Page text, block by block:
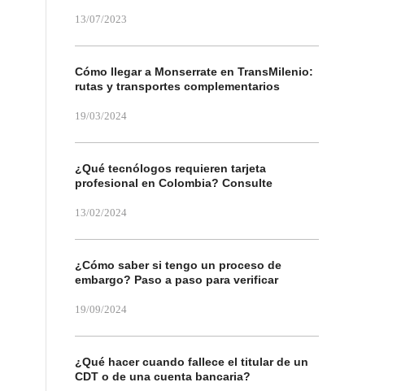
13/07/2023
Cómo llegar a Monserrate en TransMilenio:
rutas y transportes complementarios
19/03/2024
¿Qué tecnólogos requieren tarjeta
profesional en Colombia? Consulte
13/02/2024
¿Cómo saber si tengo un proceso de
embargo? Paso a paso para verificar
19/09/2024
¿Qué hacer cuando fallece el titular de un
CDT o de una cuenta bancaria?